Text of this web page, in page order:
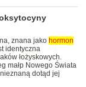
znana jako hormon
identyczna
łożyskowych.
małp Nowego Świata
dotąd jej